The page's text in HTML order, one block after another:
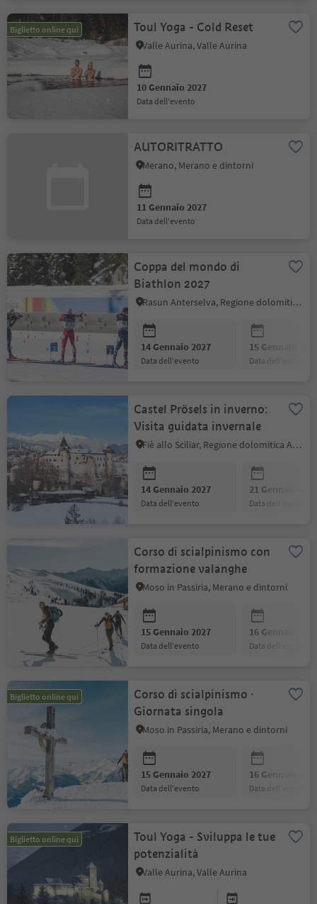
Biglietto online qui Toul Yoga - Cold Reset
Valle Aurina, Valle Aurina
10 Gennaio 2027
data dell'evento
AUTORITRATTO
Merano, Merano e dintorni
11 Gennaio 2027
data dell'evento
Coppa del mondo di
Biathlon 2027
Rasun Anterselva, Regione dolomitica Plan de Corones
14 Gennaio 2027
data dell'evento
15 Gennaio
data dell'evento
Castel Prösels in inverno:
Visita guidata invernale
Fiè allo Sciliar, Regione dolomitica Alpe di Siusi
14 Gennaio 2027
data dell'evento
21 Gennaio
data dell'evento
Corso di scialpinismo con
formazione valanghe
Moso in Passiria, Merano e dintorni
15 Gennaio 2027
data dell'evento
16 Gennaio
data dell'evento
Biglietto online qui
Corso di scialpinismo ·
Giornata singola
Moso in Passiria, Merano e dintorni
15 Gennaio 2027
data dell'evento
16 Gennaio
data dell'evento
Biglietto online qui
Toul Yoga - Sviluppa le tue
potenzialità
Valle Aurina, Valle Aurina